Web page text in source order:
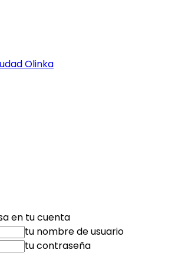
Olinka
en tu cuenta
tu nombre de usuario
tu contraseña